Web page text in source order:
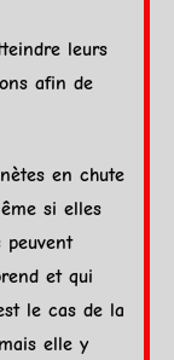
leurs
afin de
en chute
si elles
peuvent
et qui
le cas de la
elle y